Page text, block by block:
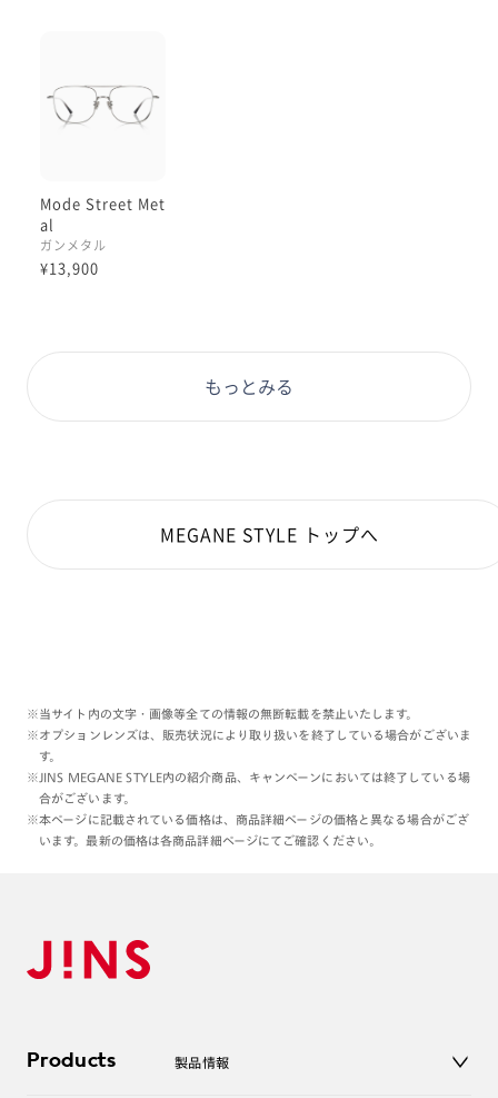
さらに、2色展開のうちガンメタルは
クールトーンのグレーといった発色で
フレームの存在感こそありますが
フレームの色に関しては、
アクセサリーのカラーを邪魔しない、
気になっていたという方は、
本日もご覧くださりありがとうございます:)
理翔/rishang
Mode Street Met
al
ガンメタル
¥13,900
もっとみる
MEGANE STYLE トップへ
※当サイト内の文字・画像等全ての情報の無断転載を禁止いたします。
※オプションレンズは、販売状況により取り扱いを終了している場合がございま
す。
※JINS MEGANE STYLE内の紹介商品、キャンペーンにおいては終了している場
合がございます。
※本ページに記載されている価格は、商品詳細ページの価格と異なる場合がござ
います。最新の価格は各商品詳細ページにてご確認ください。
Products 製品情報